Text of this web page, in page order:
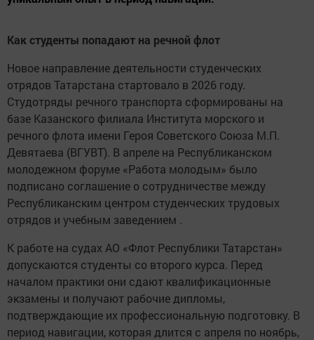
Как студенты попадают на речной флот
Новое направление деятельности студенческих
отрядов Татарстана стартовало в 2026 году.
Студотряды речного транспорта сформированы на
базе Казанского филиала Института морского и
речного флота имени Героя Советского Союза М.П.
Девятаева (ВГУВТ). В апреле на Республиканском
молодежном форуме «Работа молодым» было
подписано соглашение о сотрудничестве между
Республиканским центром студенческих трудовых
отрядов и учебным заведением .
К работе на судах АО «Флот Республики Татарстан»
допускаются студенты со второго курса. Перед
началом практики они сдают квалификационные
экзамены и получают рабочие дипломы,
подтверждающие их профессиональную подготовку. В
период навигации, которая длится с апреля по ноябрь,